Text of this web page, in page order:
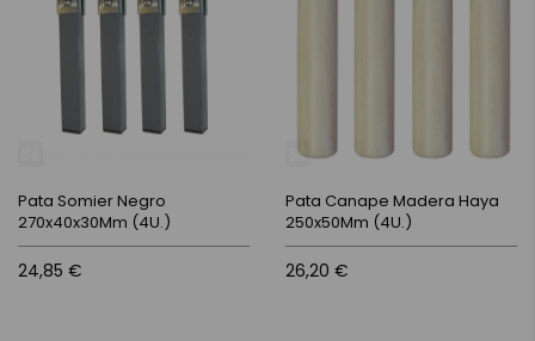
Pata Somier Negro
270x40x30Mm (4U.)
24,85 €
Pata Canape Madera Haya
250x50Mm (4U.)
26,20 €